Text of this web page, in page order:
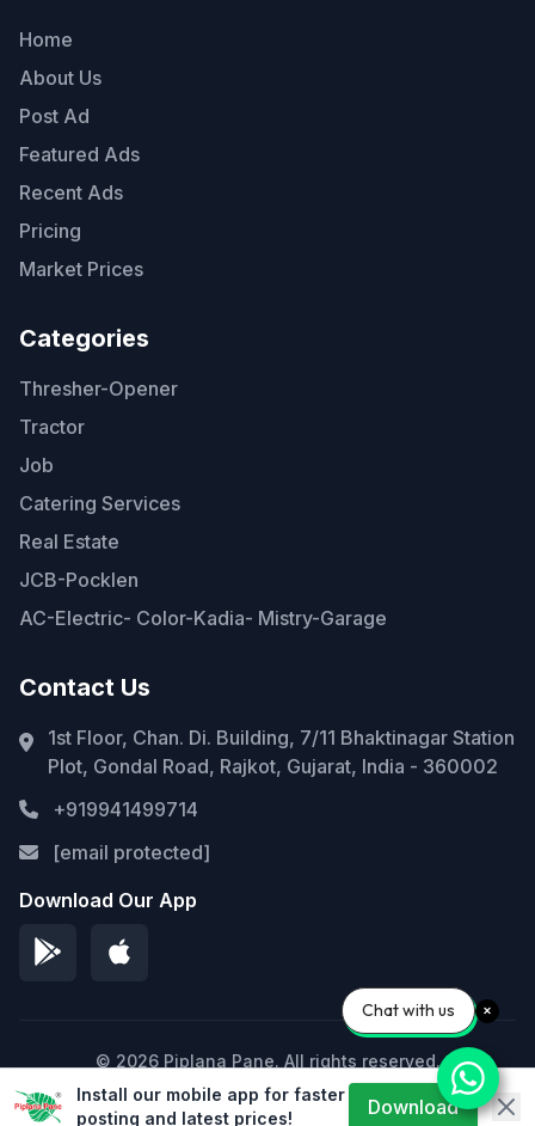
Home
About Us
Post Ad
Featured Ads
Recent Ads
Pricing
Market Prices
Categories
Thresher-Opener
Tractor
Job
Catering Services
Real Estate
JCB-Pocklen
AC-Electric- Color-Kadia- Mistry-Garage
Contact Us
1st Floor, Chan. Di. Building, 7/11 Bhaktinagar Station
Plot, Gondal Road, Rajkot, Gujarat, India - 360002
+919941499714
[email protected]
Download Our App
© 2026 Piplana Pane. All rights reserved.
Privacy Policy Terms of Service Sitemap
Install our mobile app for faster
posting and latest prices!
Download
Chat with us